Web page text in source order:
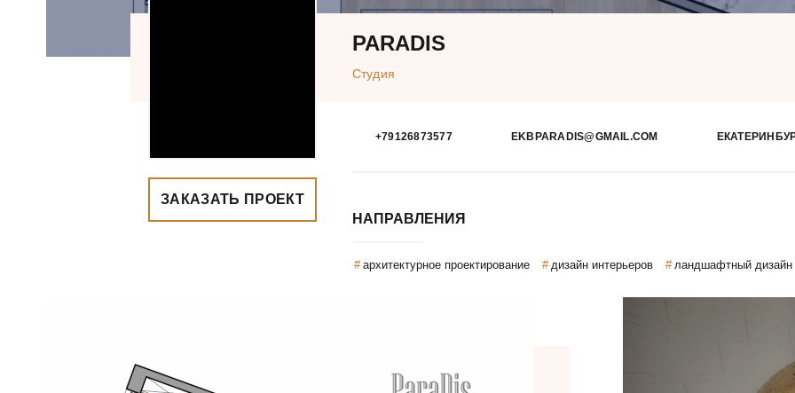
PARADIS
Студия
ЗАКАЗАТЬ ПРОЕКТ
+79126873577 EKBPARADIS@GMAIL.COM
НАПРАВЛЕНИЯ
архитектурное проектирование дизайн интерьеров ландшафтный дизайн